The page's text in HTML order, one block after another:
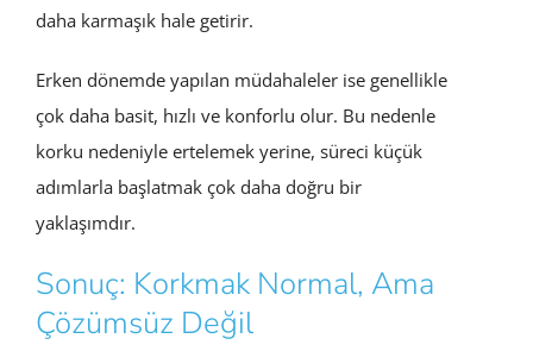
daha karmaşık hale getirir.
Erken dönemde yapılan müdahaleler ise genellikle
çok daha basit, hızlı ve konforlu olur. Bu nedenle
korku nedeniyle ertelemek yerine, süreci küçük
adımlarla başlatmak çok daha doğru bir
yaklaşımdır.
Sonuç: Korkmak Normal, Ama
Çözümsüz Değil